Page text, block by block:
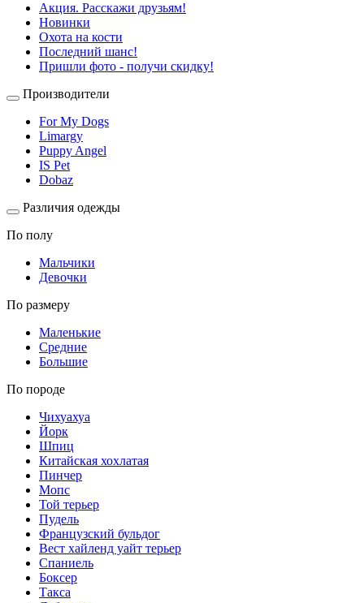
Акция. Расскажи друзьям!
Новинки
Охота на кости
Последний шанс!
Пришли фото - получи скидку!
Производители
For My Dogs
Limargy
Puppy Angel
IS Pet
Dobaz
Различия одежды
По полу
Мальчики
Девочки
По размеру
Маленькие
Средние
Большие
По породе
Чихуахуа
Йорк
Шпиц
Китайская хохлатая
Пинчер
Мопс
Той терьер
Пудель
Французский бульдог
Вест хайленд уайт терьер
Спаниель
Боксер
Такса